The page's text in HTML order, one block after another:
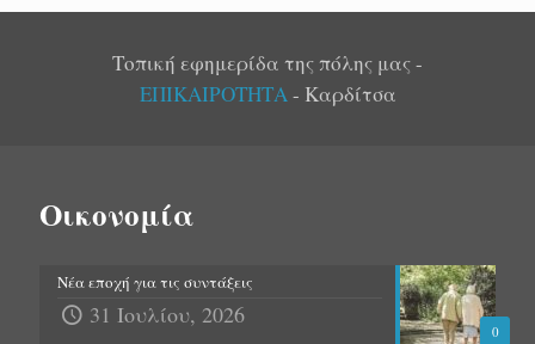
Τοπική εφημερίδα της πόλης μας -
ΕΠΙΚΑΙΡΟΤΗΤΑ- Καρδίτσα
Οικονομία
0
Νέα εποχή για τις συντάξεις
31 Ιουλίου, 2026